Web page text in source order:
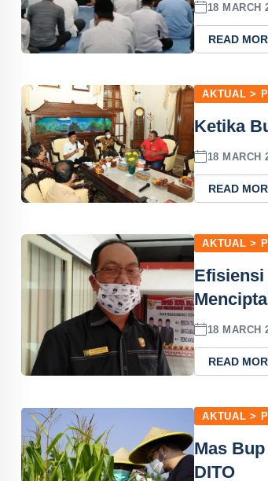
18 MARCH
READ
AKTUAL >
Ketika
18 MARCH
READ
AKTUAL >
Efisiensi
18 MARCH
READ
AKTUAL >
Mas
DITO